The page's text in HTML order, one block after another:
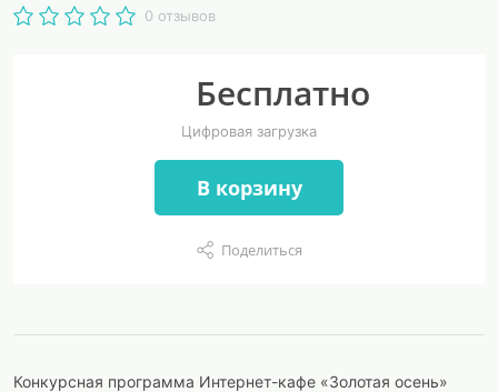
0 отзывов
Бесплатно
Цифровая загрузка
В корзину
Поделиться
Конкурсная программа Интернет-кафе «Золотая осень»